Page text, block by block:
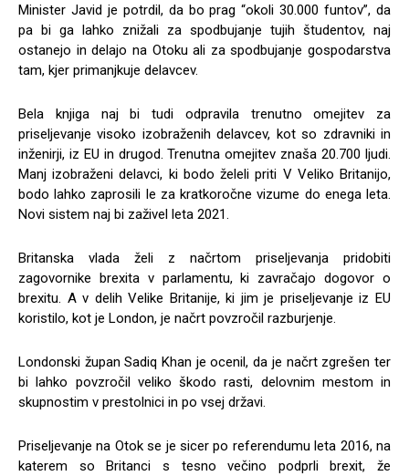
Minister Javid je potrdil, da bo prag “okoli 30.000 funtov”, da
pa bi ga lahko znižali za spodbujanje tujih študentov, naj
ostanejo in delajo na Otoku ali za spodbujanje gospodarstva
tam, kjer primanjkuje delavcev.
Bela knjiga naj bi tudi odpravila trenutno omejitev za
priseljevanje visoko izobraženih delavcev, kot so zdravniki in
inženirji, iz EU in drugod. Trenutna omejitev znaša 20.700 ljudi.
Manj izobraženi delavci, ki bodo želeli priti V Veliko Britanijo,
bodo lahko zaprosili le za kratkoročne vizume do enega leta.
Novi sistem naj bi zaživel leta 2021.
Britanska vlada želi z načrtom priseljevanja pridobiti
zagovornike brexita v parlamentu, ki zavračajo dogovor o
brexitu. A v delih Velike Britanije, ki jim je priseljevanje iz EU
koristilo, kot je London, je načrt povzročil razburjenje.
Londonski župan Sadiq Khan je ocenil, da je načrt zgrešen ter
bi lahko povzročil veliko škodo rasti, delovnim mestom in
skupnostim v prestolnici in po vsej državi.
Priseljevanje na Otok se je sicer po referendumu leta 2016, na
katerem so Britanci s tesno večino podprli brexit, že